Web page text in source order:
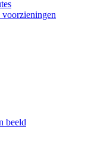
beeld